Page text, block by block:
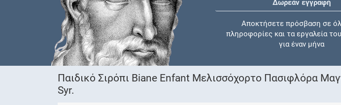
Δωρεάν εγγραφή
Αποκτήσετε πρόσβαση σε
πληροφορίες και τα εργαλεία
για έναν μήνα
Παιδικό Σιρόπι Biane Enfant Μελισσόχορτο Πασιφλόρα
Syr.